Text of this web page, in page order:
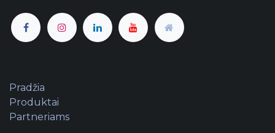
Pradžia
Produktai
Partneriams